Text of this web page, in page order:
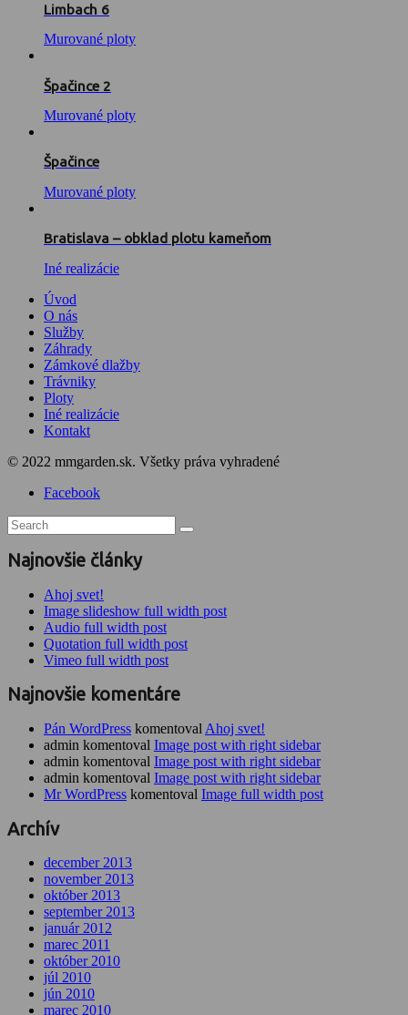
Limbach 6
Murované ploty
Špačince 2
Murované ploty
Špačince
Murované ploty
Bratislava – obklad plotu kameňom
Iné realizácie
Úvod
O nás
Služby
Záhrady
Zámkové dlažby
Trávniky
Ploty
Iné realizácie
Kontakt
© 2022 mmgarden.sk. Všetky práva vyhradené
Facebook
Najnovšie články
Ahoj svet!
Image slideshow full width post
Audio full width post
Quotation full width post
Vimeo full width post
Najnovšie komentáre
Pán WordPress komentoval Ahoj svet!
admin komentoval Image post with right sidebar
admin komentoval Image post with right sidebar
admin komentoval Image post with right sidebar
Mr WordPress komentoval Image full width post
Archív
december 2013
november 2013
október 2013
september 2013
január 2012
marec 2011
október 2010
júl 2010
jún 2010
marec 2010